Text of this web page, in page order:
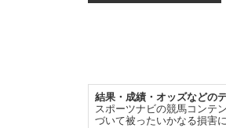
結果・成績・オッズなどの
スポーツナビの競馬コンテ
づいて被ったいかなる損害